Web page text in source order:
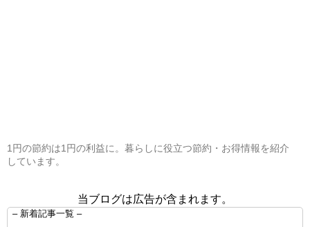
1円の節約は1円の利益に。暮らしに役立つ節約・お得情報を紹介
しています。
当ブログは広告が含まれます。
– 新着記事一覧 –